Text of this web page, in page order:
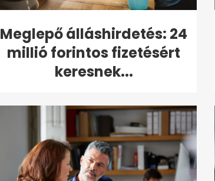
Meglepő álláshirdetés: 24
millió forintos fizetésért
keresnek...